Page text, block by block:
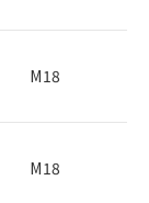
M18
M18
況の
成サー
I-Web
社にご
、当社